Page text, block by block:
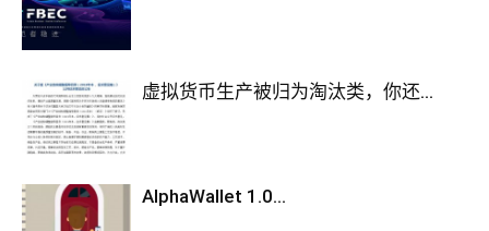
虚拟货币生产被归为淘汰类，你还...
AlphaWallet 1.0...